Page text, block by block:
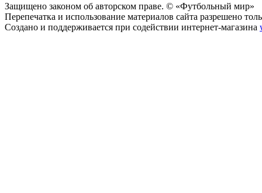
Защищено законом об авторском праве. © «Футбольный мир»
Перепечатка и использование материалов сайта разрешено
Создано и поддерживается при содействии интернет-магазина